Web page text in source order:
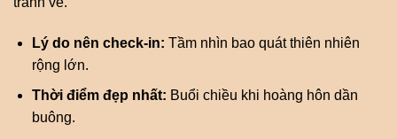
Lý do nên check-in: Tầm nhìn bao quát thiên nhiên
rộng lớn.
Thời điểm đẹp nhất: Buổi chiều khi hoàng hôn dần
buông.